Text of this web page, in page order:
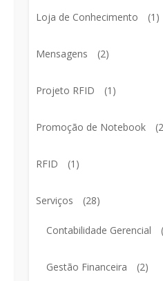
Loja de Conhecimento (1)
Mensagens (2)
Projeto RFID (1)
Promoção de Notebook
RFID (1)
Serviços (28)
Contabilidade Gerencial
Gestão Financeira (2)